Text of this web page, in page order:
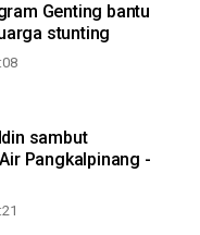
Genting bantu
stunting
sambut
Pangkalpinang -